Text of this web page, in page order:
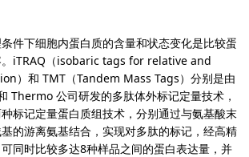
件下细胞内蛋白质的含量和状态变化是比较蛋
。iTRAQ（isobaric tags for relative and
）和 TMT（Tandem Mass Tags）分别是由
Thermo 公司研发的多肽体外标记定量技术，
标记定量蛋白质组技术，分别通过与氨基酸末
的游离氨基结合，实现对多肽的标记，经高精
同时比较多达8种样品之间的蛋白表达量，并